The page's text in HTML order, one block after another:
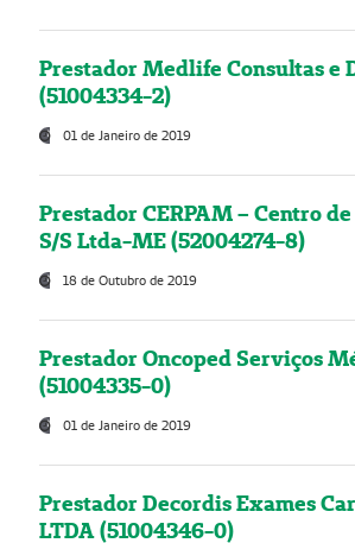
Prestador Medlife Consultas e
(51004334-2)
01 de Janeiro de 2019
Prestador CERPAM – Centro
S/S Ltda-ME (52004274-8)
18 de Outubro de 2019
Prestador Oncoped Serviços
(51004335-0)
01 de Janeiro de 2019
Prestador Decordis Exames
LTDA (51004346-0)